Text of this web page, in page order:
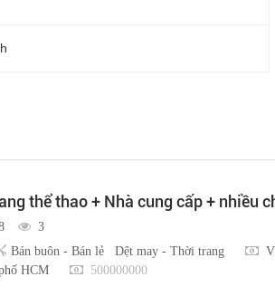
thể thao + Nhà cung cấp + nhiều
3
Bán buôn - Bán lẻ Dệt may - Thời trang
HCM 500000000